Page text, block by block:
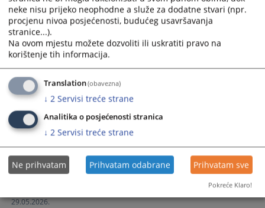
dates.
dates.
29.05.2026.
Odluka o prihvatanju ponude putem direktnog sporazuma
GATARIĆ DOO
29.05.2026.
Odluka o prihvatanju ponude putem direktnog sporazuma
PREVENTA D.O.O
29.05.2026.
Odluka o prihvatanju ponude putem direktnog sporazuma
DEZINSEKCIJA D.O.O
29.05.2026.
Odluka o prihvatanju ponude putem direktnog sporazuma
neke nisu prijeko neophodne a služe za dodatne stvari (npr.
procjenu nivoa posjećenosti, budućeg usavršavanja
stranice...).
Na ovom mjestu možete dozvoliti ili uskratiti pravo na
korištenje tih informacija.
Translation(obavezna)
↓ 2 Servisi treće strane
Analitika o posjećenosti stranica
↓ 2 Servisi treće strane
Ne prihvatam Prihvatam odabrane Prihvatam sve
Pokreće Klaro!